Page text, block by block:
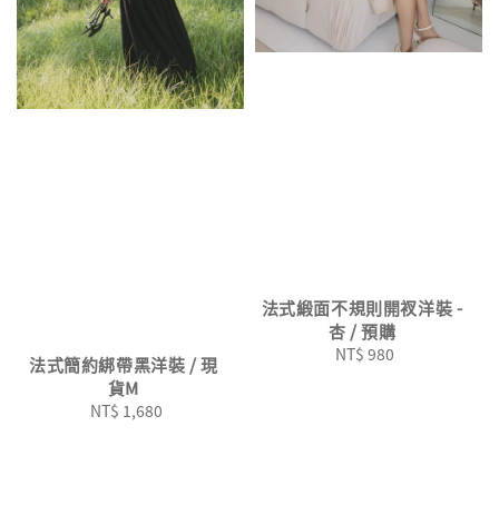
法式簡約綁帶黑洋裝 / 現
貨M
Regular
NT$ 1,680
法式緞面不規則開衩洋裝 -
杏 / 預購
Regular
NT$ 980